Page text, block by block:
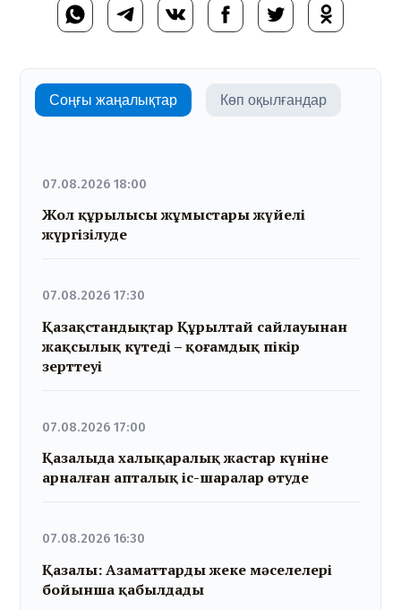
Соңғы жаңалықтар Көп оқылғандар
07.08.2026 18:00
Жол құрылысы жұмыстары жүйелі
жүргізілуде
07.08.2026 17:30
Қазақстандықтар Құрылтай сайлауынан
жақсылық күтеді – қоғамдық пікір
зерттеуі
07.08.2026 17:00
Қазалыда халықаралық жастар күніне
арналған апталық іс-шаралар өтуде
07.08.2026 16:30
Қазалы: Азаматтарды жеке мәселелері
бойынша қабылдады